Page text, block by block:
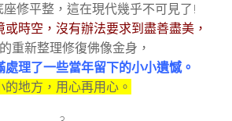
修平整，這在現代幾乎不可見了!
時空，沒有辦法要求到盡善盡美，
重新整理修復佛像金身，
處理了一些當年留下的小小遺憾。
的地方，用心再用心。